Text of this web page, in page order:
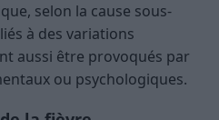
selon la cause sous-
à des variations
aussi être provoqués par
ou psychologiques.